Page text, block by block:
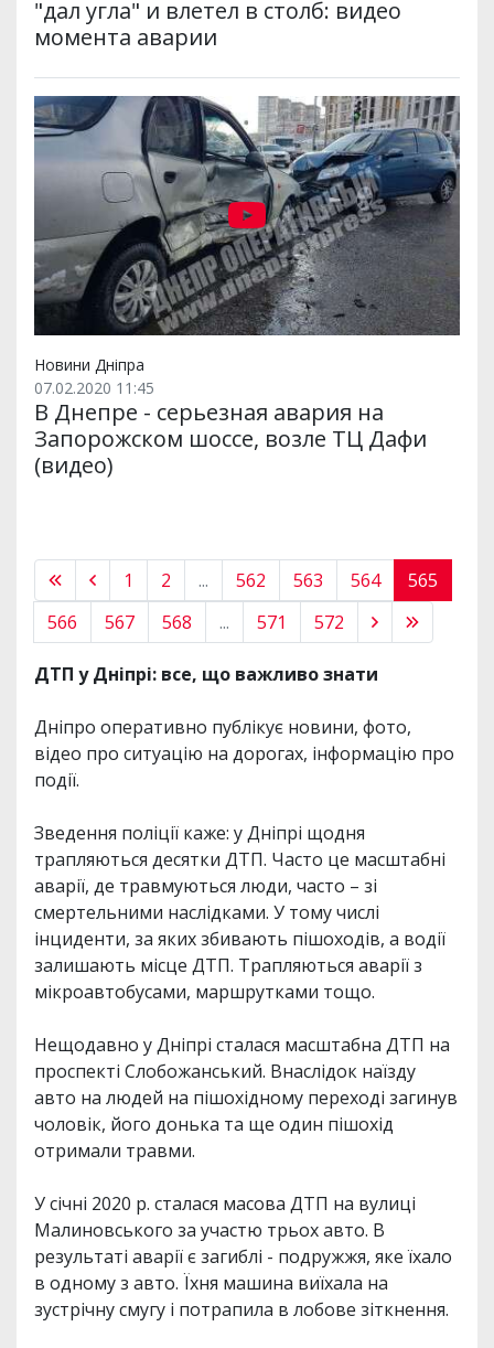
"дал угла" и влетел в столб: видео
момента аварии
Новини Дніпра
07.02.2020 11:45
В Днепре - серьезная авария на
Запорожском шоссе, возле ТЦ Дафи
(видео)
1 2 ... 562 563 564
565
566
567 568 ... 571 572
ДТП у Дніпрі: все, що важливо знати
Дніпро оперативно публікує новини, фото,
відео про ситуацію на дорогах, інформацію про
події.
Зведення поліції каже: у Дніпрі щодня
трапляються десятки ДТП. Часто це масштабні
аварії, де травмуються люди, часто – зі
смертельними наслідками. У тому числі
інциденти, за яких збивають пішоходів, а водії
залишають місце ДТП. Трапляються аварії з
мікроавтобусами, маршрутками тощо.
Нещодавно у Дніпрі сталася масштабна ДТП на
проспекті Слобожанський. Внаслідок наїзду
авто на людей на пішохідному переході загинув
чоловік, його донька та ще один пішохід
отримали травми.
У січні 2020 р. сталася масова ДТП на вулиці
Малиновського за участю трьох авто. В
результаті аварії є загиблі - подружжя, яке їхало
в одному з авто. Їхня машина виїхала на
зустрічну смугу і потрапила в лобове зіткнення.